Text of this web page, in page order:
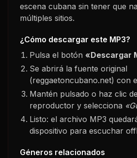
escena cubana sin tener que
múltiples sitios.
¿Cómo descargar este MP3?
Pulsa el botón «Descargar
Se abrirá la fuente original
(reggaetoncubano.net) con
Mantén pulsado o haz clic
reproductor y selecciona
Listo: el archivo MP3
dispositivo para escuchar
Géneros relacionados